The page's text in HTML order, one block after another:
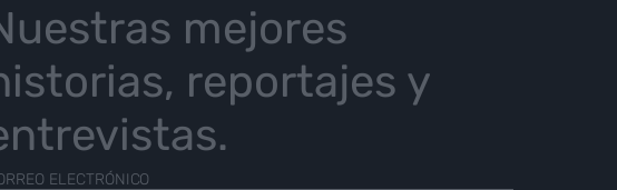
mejores
reportajes y
ELECTRÓNICO